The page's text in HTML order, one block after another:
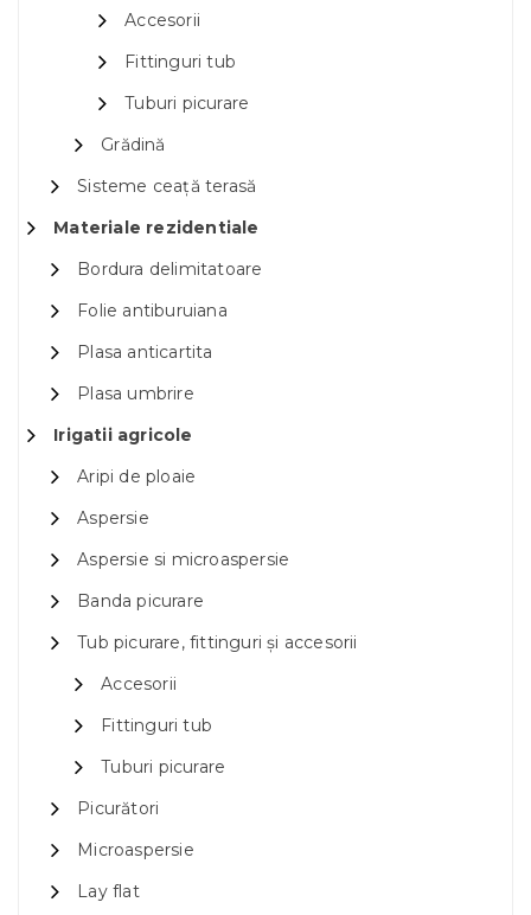
Accesorii
Fittinguri tub
Tuburi picurare
Grădină
Sisteme ceață terasă
Materiale rezidentiale
Bordura delimitatoare
Folie antiburuiana
Plasa anticartita
Plasa umbrire
Irigatii agricole
Aripi de ploaie
Aspersie
Aspersie si microaspersie
Banda picurare
Tub picurare, fittinguri și accesorii
Accesorii
Fittinguri tub
Tuburi picurare
Picurători
Microaspersie
Lay flat